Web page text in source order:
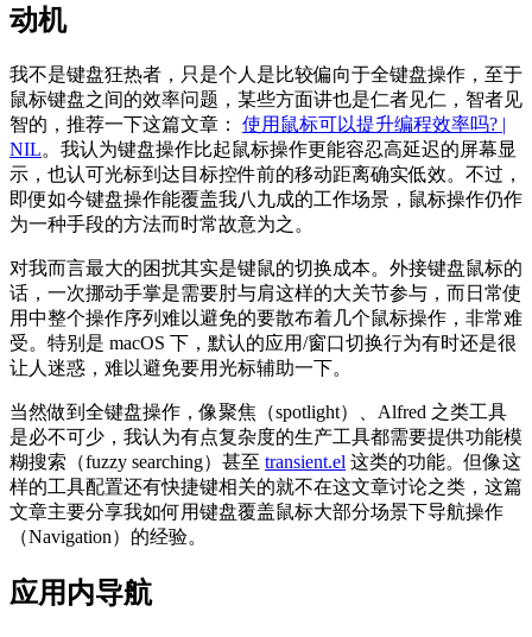
动机
我不是键盘狂热者，只是个人是比较偏向于全键盘操作，至于
鼠标键盘之间的效率问题，某些方面讲也是仁者见仁，智者见
智的，推荐一下这篇文章： 使用鼠标可以提升编程效率吗? |
NIL。我认为键盘操作比起鼠标操作更能容忍高延迟的屏幕显
示，也认可光标到达目标控件前的移动距离确实低效。不过，
即便如今键盘操作能覆盖我八九成的工作场景，鼠标操作仍作
为一种手段的方法而时常故意为之。
对我而言最大的困扰其实是键鼠的切换成本。外接键盘鼠标的
话，一次挪动手掌是需要肘与肩这样的大关节参与，而日常使
用中整个操作序列难以避免的要散布着几个鼠标操作，非常难
受。特别是 macOS 下，默认的应用/窗口切换行为有时还是很
让人迷惑，难以避免要用光标辅助一下。
当然做到全键盘操作，像聚焦（spotlight）、Alfred 之类工具
是必不可少，我认为有点复杂度的生产工具都需要提供功能模
糊搜索（fuzzy searching）甚至 transient.el 这类的功能。但像这
样的工具配置还有快捷键相关的就不在这文章讨论之类，这篇
文章主要分享我如何用键盘覆盖鼠标大部分场景下导航操作
（Navigation）的经验。
应用内导航